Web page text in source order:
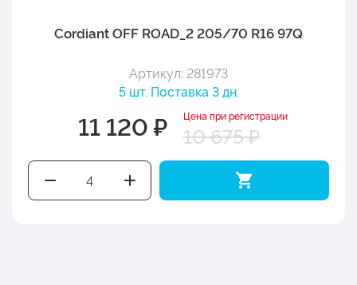
Cordiant OFF ROAD_2 205/70 R16 97Q
Артикул: 281973
5 шт. Поставка 3 дн.
11 120 ₽ Цена при регистрации
10 675 ₽